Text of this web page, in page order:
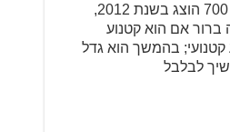
ההונדה אינטגרה 700 הוצג בשנת 2012,
אם הוא קטנוע
קטנועי; בהמשך הוא גדל